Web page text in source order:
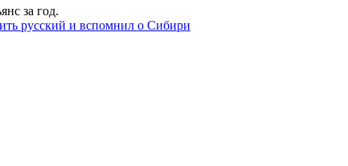
за год.
русский и вспомнил о Сибири